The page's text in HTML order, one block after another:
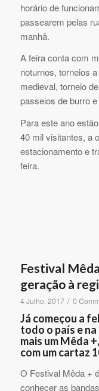
horário de
passearem pelas
manhã.
A feira conta com
noturnos, torneios
medieval, torneio
passeios de burro
Para este ano
40 mil visitantes, a
estacionamento e
feira.
Festival
geração à
4 Julho, 2017 / 0
Já começou a
todo o país e
mais um Mêda
com um cartaz
O Festival Mêda +
conhecer as